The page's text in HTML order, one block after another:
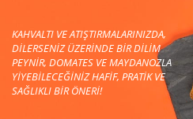
KAHVALTI VE ATIŞTIRMALARINIZDA,
DİLERSENİZ ÜZERİNDE BİR DİLİM
PEYNİR, DOMATES VE MAYDANOZLA
YİYEBİLECEĞİNİZ HAFİF, PRATİK VE
SAĞLIKLI BİR ÖNERİ!